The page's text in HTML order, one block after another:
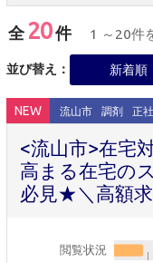
全20件 1 ～20件
並び替え： 新着順
NEW 流山市 調剤 正
<流山市>在宅
高まる在宅の
必見★＼高額求
閲覧状況